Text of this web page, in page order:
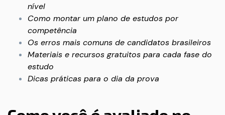
nível
Como montar um plano de estudos por
competência
Os erros mais comuns de candidatos brasileiros
Materiais e recursos gratuitos para cada fase do
estudo
Dicas práticas para o dia da prova